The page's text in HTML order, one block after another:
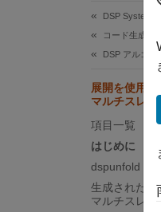
DSP System
コード生成
DSP アルゴリ
展開を使用し
マルチスレッ
項目一覧
はじめに
dspunfold の
生成されたア
マルチスレ